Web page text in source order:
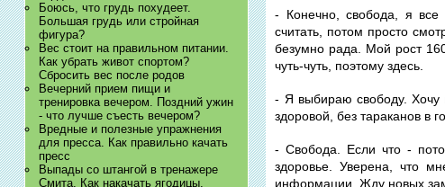
Боюсь, что грудь похудеет.
Большая грудь или стройная
фигура?
Вес стоит на правильном питании.
Как убрать живот спортом?
Сбросить вес после родов
Вечерний прием пищи и
тренировка вечером. Поздний ужин
- что лучше съесть вечером?
Вредные и полезные упражнения
для пресса. Как правильно качать
пресс
Выпады со штангой в тренажере
Смита. Как накачать ягодицы.
- Конечно, свобода, я
считать, потом просто
безумно рада. Мой рост
чуть-чуть, поэтому здесь.
- Я выбираю свободу. Хочу
здоровой, без тараканов в
- Свобода. Если что -
здоровье. Уверена, что
информации. Жду новых